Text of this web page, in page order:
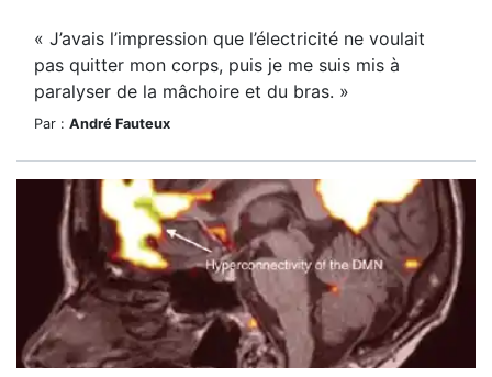
« J’avais l’impression que l’électricité ne voulait
pas quitter mon corps, puis je me suis mis à
paralyser de la mâchoire et du bras. »
Par : André Fauteux